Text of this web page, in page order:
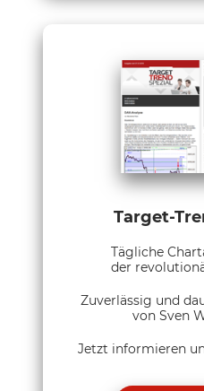
Target-
Tägliche
der
Zuverlässig und
von Sven
Jetzt informieren